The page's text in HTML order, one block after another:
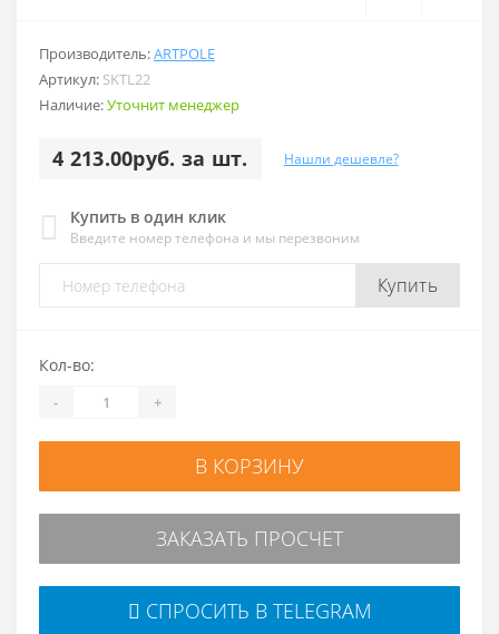
Производитель:ARTPOLE
Артикул: SKTL22
Наличие:Уточнит менеджер
4 213.00руб. за шт. Нашли дешевле?
Купить в один клик
Введите номер телефона и мы перезвоним
Купить
Кол-во:
- +
В КОРЗИНУ
ЗАКАЗАТЬ ПРОСЧЕТ
СПРОСИТЬ В TELEGRAM